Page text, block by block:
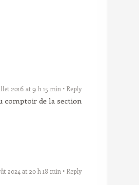
2016 at 9 h 15 min Reply
comptoir de la section
2024 at 20 h 18 min Reply